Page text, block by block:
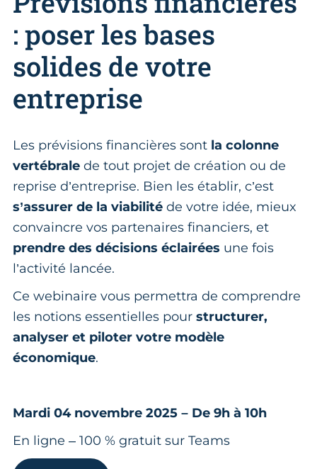
: poser les bases
solides de votre
entreprise
Les prévisions financières sont la colonne
vertébrale de tout projet de création ou de
reprise d’entreprise. Bien les établir, c’est
s’assurer de la viabilité de votre idée, mieux
convaincre vos partenaires financiers, et
prendre des décisions éclairées une fois
l’activité lancée.
Ce webinaire vous permettra de comprendre
les notions essentielles pour structurer,
analyser et piloter votre modèle
économique.
Mardi 04 novembre 2025 – De 9h à 10h
En ligne – 100 % gratuit sur Teams